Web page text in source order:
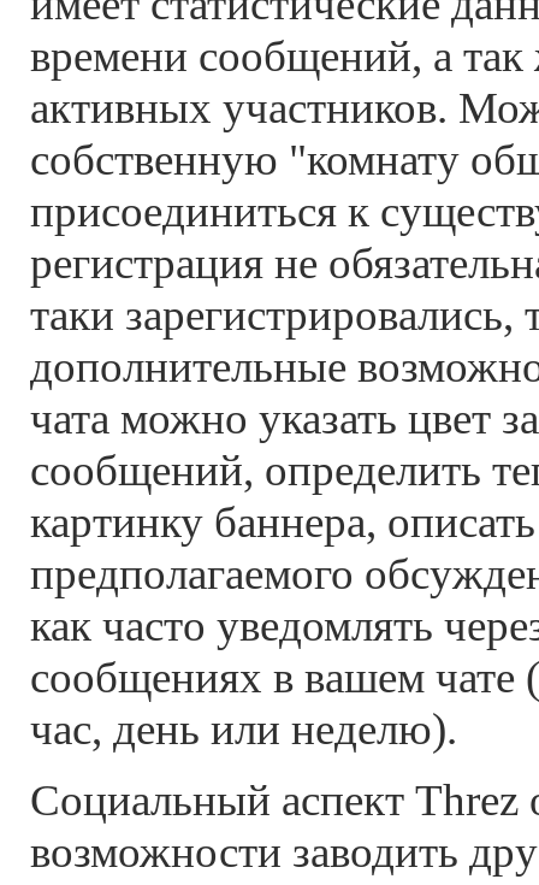
времени сообщений, а так
активных участников.
собственную "комнату
присоединиться к
регистрация не
таки
дополнительные
чата можно указать цвет
сообщений, определить
картинку баннера,
предполагаемого
как часто уведомлять
сообщениях в вашем чате
час, день или неделю).
Социальный аспект Threz
возможности заводить